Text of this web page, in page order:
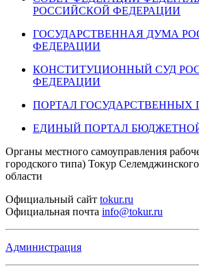
РОССИЙСКОЙ ФЕДЕРАЦИИ
ГОСУДАРСТВЕННАЯ ДУМА
ФЕДЕРАЦИИ
КОНСТИТУЦИОННЫЙ СУД
ФЕДЕРАЦИИ
ПОРТАЛ ГОСУДАРСТВЕННЫХ
ЕДИНЫЙ ПОРТАЛ
Органы местного самоуправления
городского типа) Токур
области
Официальный сайт tokur.ru
Официальная почта info@tokur.ru
Администрация